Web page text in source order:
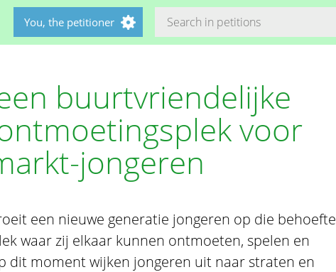
You, the petitioner
buurtvriendelijke
voor
jongeren
een nieuwe generatie jongeren op die behoefte
waar zij elkaar kunnen ontmoeten, spelen en
dit moment wijken jongeren uit naar straten en